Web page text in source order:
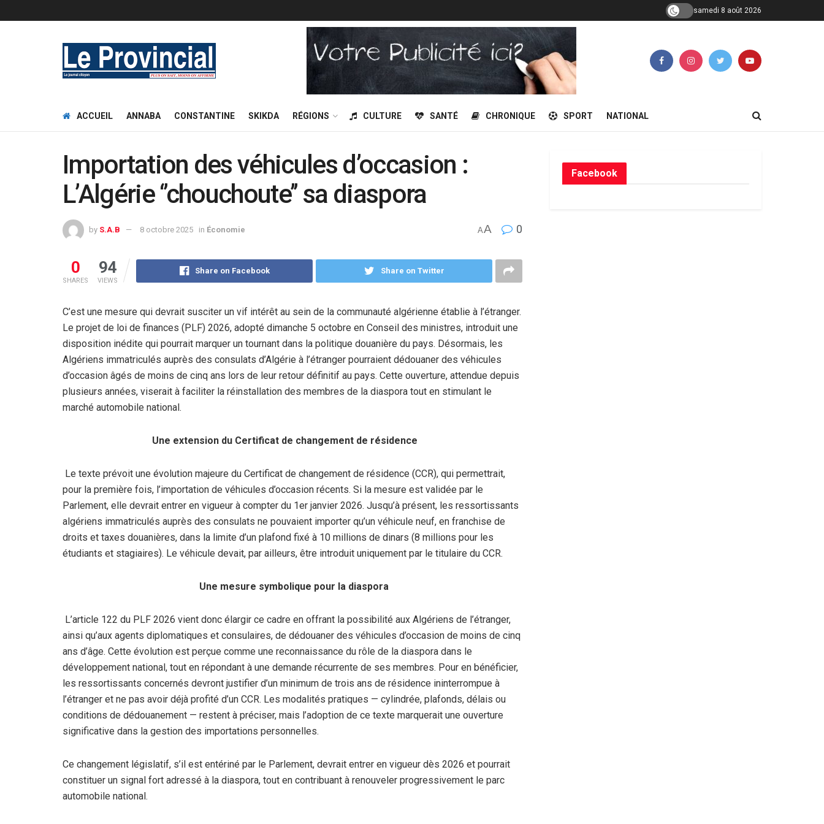
samedi 8 août 2026
ACCUEIL ANNABA CONSTANTINE SKIKDA RÉGIONS CULTURE SANTÉ CHRONIQUE SPORT NATIONAL
Importation des véhicules d’occasion :
L’Algérie ‘’chouchoute’’ sa diaspora
by S.A.B 8 octobre 2025 in Économie AA 0
0
SHARES
94
VIEWS
Share on Facebook Share on Twitter
C’est une mesure qui devrait susciter un vif intérêt au sein de la communauté algérienne établie à l’étranger.
Le projet de loi de finances (PLF) 2026, adopté dimanche 5 octobre en Conseil des ministres, introduit une
disposition inédite qui pourrait marquer un tournant dans la politique douanière du pays. Désormais, les
Algériens immatriculés auprès des consulats d’Algérie à l’étranger pourraient dédouaner des véhicules
d’occasion âgés de moins de cinq ans lors de leur retour définitif au pays. Cette ouverture, attendue depuis
plusieurs années, viserait à faciliter la réinstallation des membres de la diaspora tout en stimulant le
marché automobile national.
Une extension du Certificat de changement de résidence
Le texte prévoit une évolution majeure du Certificat de changement de résidence (CCR), qui permettrait,
pour la première fois, l’importation de véhicules d’occasion récents. Si la mesure est validée par le
Parlement, elle devrait entrer en vigueur à compter du 1er janvier 2026. Jusqu’à présent, les ressortissants
algériens immatriculés auprès des consulats ne pouvaient importer qu’un véhicule neuf, en franchise de
droits et taxes douanières, dans la limite d’un plafond fixé à 10 millions de dinars (8 millions pour les
étudiants et stagiaires). Le véhicule devait, par ailleurs, être introduit uniquement par le titulaire du CCR.
Une mesure symbolique pour la diaspora
L’article 122 du PLF 2026 vient donc élargir ce cadre en offrant la possibilité aux Algériens de l’étranger,
ainsi qu’aux agents diplomatiques et consulaires, de dédouaner des véhicules d’occasion de moins de cinq
ans d’âge. Cette évolution est perçue comme une reconnaissance du rôle de la diaspora dans le
développement national, tout en répondant à une demande récurrente de ses membres. Pour en bénéficier,
les ressortissants concernés devront justifier d’un minimum de trois ans de résidence ininterrompue à
l’étranger et ne pas avoir déjà profité d’un CCR. Les modalités pratiques — cylindrée, plafonds, délais ou
conditions de dédouanement — restent à préciser, mais l’adoption de ce texte marquerait une ouverture
significative dans la gestion des importations personnelles.
Ce changement législatif, s’il est entériné par le Parlement, devrait entrer en vigueur dès 2026 et pourrait
constituer un signal fort adressé à la diaspora, tout en contribuant à renouveler progressivement le parc
automobile national.
Facebook